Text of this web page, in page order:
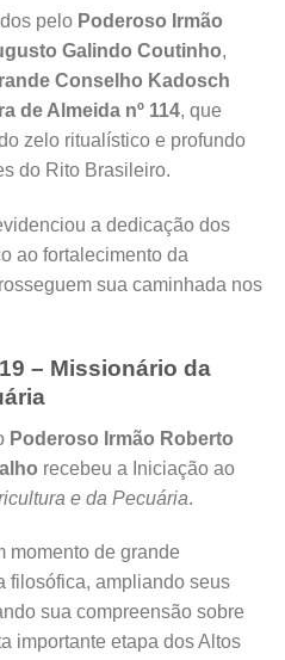
pelo Poderoso Irmão
Galindo Coutinho,
Conselho Kadosch
de Almeida nº 114, que
zelo ritualístico e profundo
do Rito Brasileiro.
a dedicação dos
ao fortalecimento da
sua caminhada nos
– Missionário da
Poderoso Irmão Roberto
recebeu a Iniciação ao
e da Pecuária.
momento de grande
filosófica, ampliando seus
sua compreensão sobre
importante etapa dos Altos